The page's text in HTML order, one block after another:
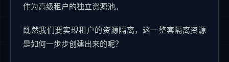
作为高级租户的独立资源池。
既然我们要实现租户的资源隔离，这一整套隔离资源
是如何一步步创建出来的呢？